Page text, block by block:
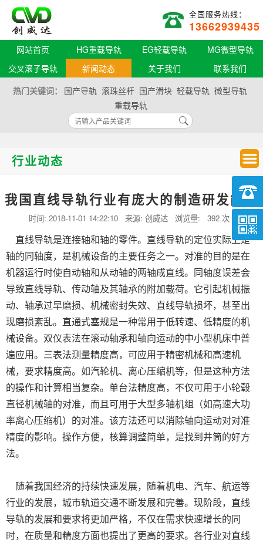
全国服务热线：
13662939435
网站首页 HG重载导轨 EG轻载导轨
MG微型导轨
交叉滚子导轨
新闻动态 关于我们
联系我们
热门关键词：
国产导轨 滚珠丝杆 国产滑块 轻载导轨 微型导轨
重载导轨
行业动态
我国直线导轨行业有庞大的制造研发能力
时间: 2018-11-01 14:22:10 来源: 创威达 浏览量: 392 次
直线导轨是连接轴和轴的零件。直线导轨的定位实际上是
轴的同轴度，是机械设备的主要任务之一。对准的目的是在
机器运行时使自动轴和从动轴的两轴成直线。同轴度误差会
导致直线导轨、传动轴及其轴承的附加载荷。它引起机械振
动、轴承过早磨损、机械密封失效、直线导轨损坏，甚至出
现磨损紊乱。直通式塞规是一种常用于低转速、低精度的机
械设备。双仪表法在滚动轴承和轴向运动的中小型机床中普
遍应用。三表法测量精度高，可应用于精密机械和高速机
械，要求精度高。如汽轮机、离心压缩机等，但是这种方法
的操作和计算相当复杂。单台法精度高，不仅可用于小轮毂
直径机械轴的对准，而且可用于大型多轴机组（如高速大功
率离心压缩机）的对准。该方法还可以消除轴向运动对对准
精度的影响。操作方便，核算调整简单，是找到井筒的好方
法。
随着我国经济的持续快速发展，随着机电、汽车、航运等
行业的发展，城市轨道交通不断发展和完善。现阶段，直线
导轨的发展和要求将更加严格，不仅在需求快速增长的同
时，在质量和精度方面也提出了更高的要求。各行业对直线